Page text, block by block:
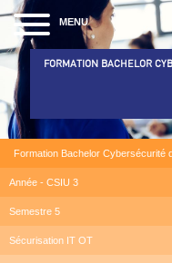
MENU
FORMATION BACHELOR
Formation Bachelor Cybersécurité
Année - CSIU 3
Semestre 5
Sécurisation IT OT